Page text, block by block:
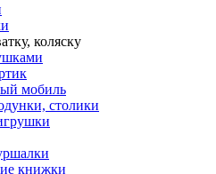
коляску
мобиль
столики
книжки